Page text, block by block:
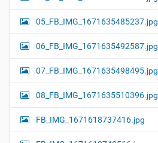
05_FB_IMG_1671635485237.jpg
06_FB_IMG_1671635492587.jpg
07_FB_IMG_1671635498495.jpg
08_FB_IMG_1671635510396.jpg
FB_IMG_1671618737416.jpg